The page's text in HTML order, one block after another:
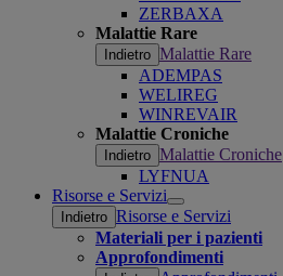
ZERBAXA
Malattie Rare
Indietro Malattie Rare
ADEMPAS
WELIREG
WINREVAIR
Malattie Croniche
Indietro Malattie Croniche
LYFNUA
Risorse e Servizi
Open
submenu
Indietro Risorse e Servizi
Materiali per i pazienti
Approfondimenti